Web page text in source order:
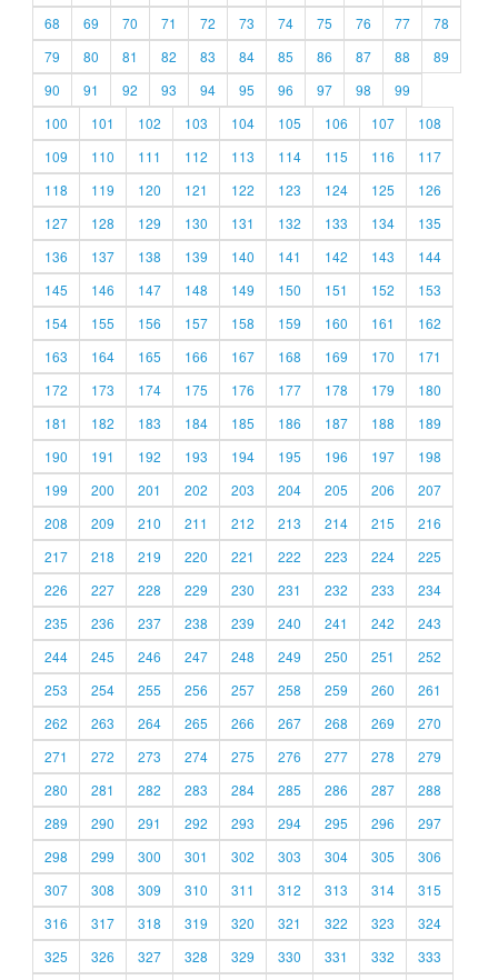
68
69 70 71 72 73 74 75 76 77
78
79
80 81 82 83 84 85 86 87 88
89
90
91 92 93 94 95 96 97 98
99
100
101 102 103 104 105 106 107
108
109
110 111 112 113 114 115 116
117
118
119 120 121 122 123 124 125
126
127
128 129 130 131 132 133 134
135
136
137 138 139 140 141 142 143
144
145
146 147 148 149 150 151 152
153
154
155 156 157 158 159 160 161
162
163
164 165 166 167 168 169 170
171
172
173 174 175 176 177 178 179
180
181
182 183 184 185 186 187 188
189
190
191 192 193 194 195 196 197
198
199
200 201 202 203 204 205 206
207
208
209 210 211 212 213 214 215
216
217
218 219 220 221 222 223 224
225
226
227 228 229 230 231 232 233
234
235
236 237 238 239 240 241 242
243
244
245 246 247 248 249 250 251
252
253
254 255 256 257 258 259 260
261
262
263 264 265 266 267 268 269
270
271
272 273 274 275 276 277 278
279
280
281 282 283 284 285 286 287
288
289
290 291 292 293 294 295 296
297
298
299 300 301 302 303 304 305
306
307
308 309 310 311 312 313 314
315
316
317 318 319 320 321 322 323
324
325
326 327 328 329 330 331 332 333